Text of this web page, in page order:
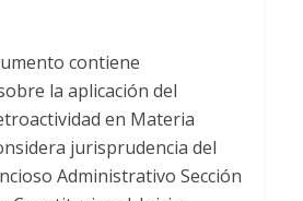
contiene
la aplicación del
en Materia
jurisprudencia del
Administrativo Sección